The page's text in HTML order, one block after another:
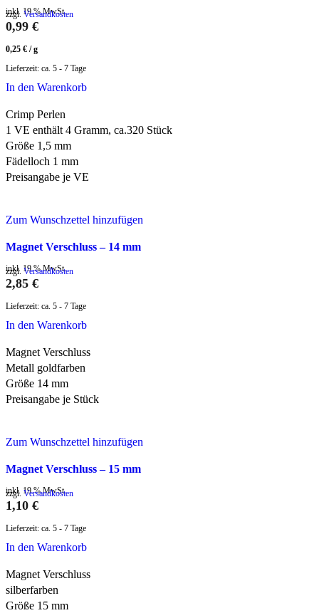
inkl. 19 % MwSt.
zzgl. Versandkosten
0,99 €
0,25 € /g
Lieferzeit: ca. 5 - 7 Tage
In den Warenkorb
Crimp Perlen
1 VE enthält 4 Gramm, ca.320 Stück
Größe 1,5 mm
Fädelloch 1 mm
Preisangabe je VE
Zum Wunschzettel hinzufügen
Magnet Verschluss – 14 mm
inkl. 19 % MwSt.
zzgl. Versandkosten
2,85 €
Lieferzeit: ca. 5 - 7 Tage
In den Warenkorb
Magnet Verschluss
Metall goldfarben
Größe 14 mm
Preisangabe je Stück
Zum Wunschzettel hinzufügen
Magnet Verschluss – 15 mm
inkl. 19 % MwSt.
zzgl. Versandkosten
1,10 €
Lieferzeit: ca. 5 - 7 Tage
In den Warenkorb
Magnet Verschluss
silberfarben
Größe 15 mm